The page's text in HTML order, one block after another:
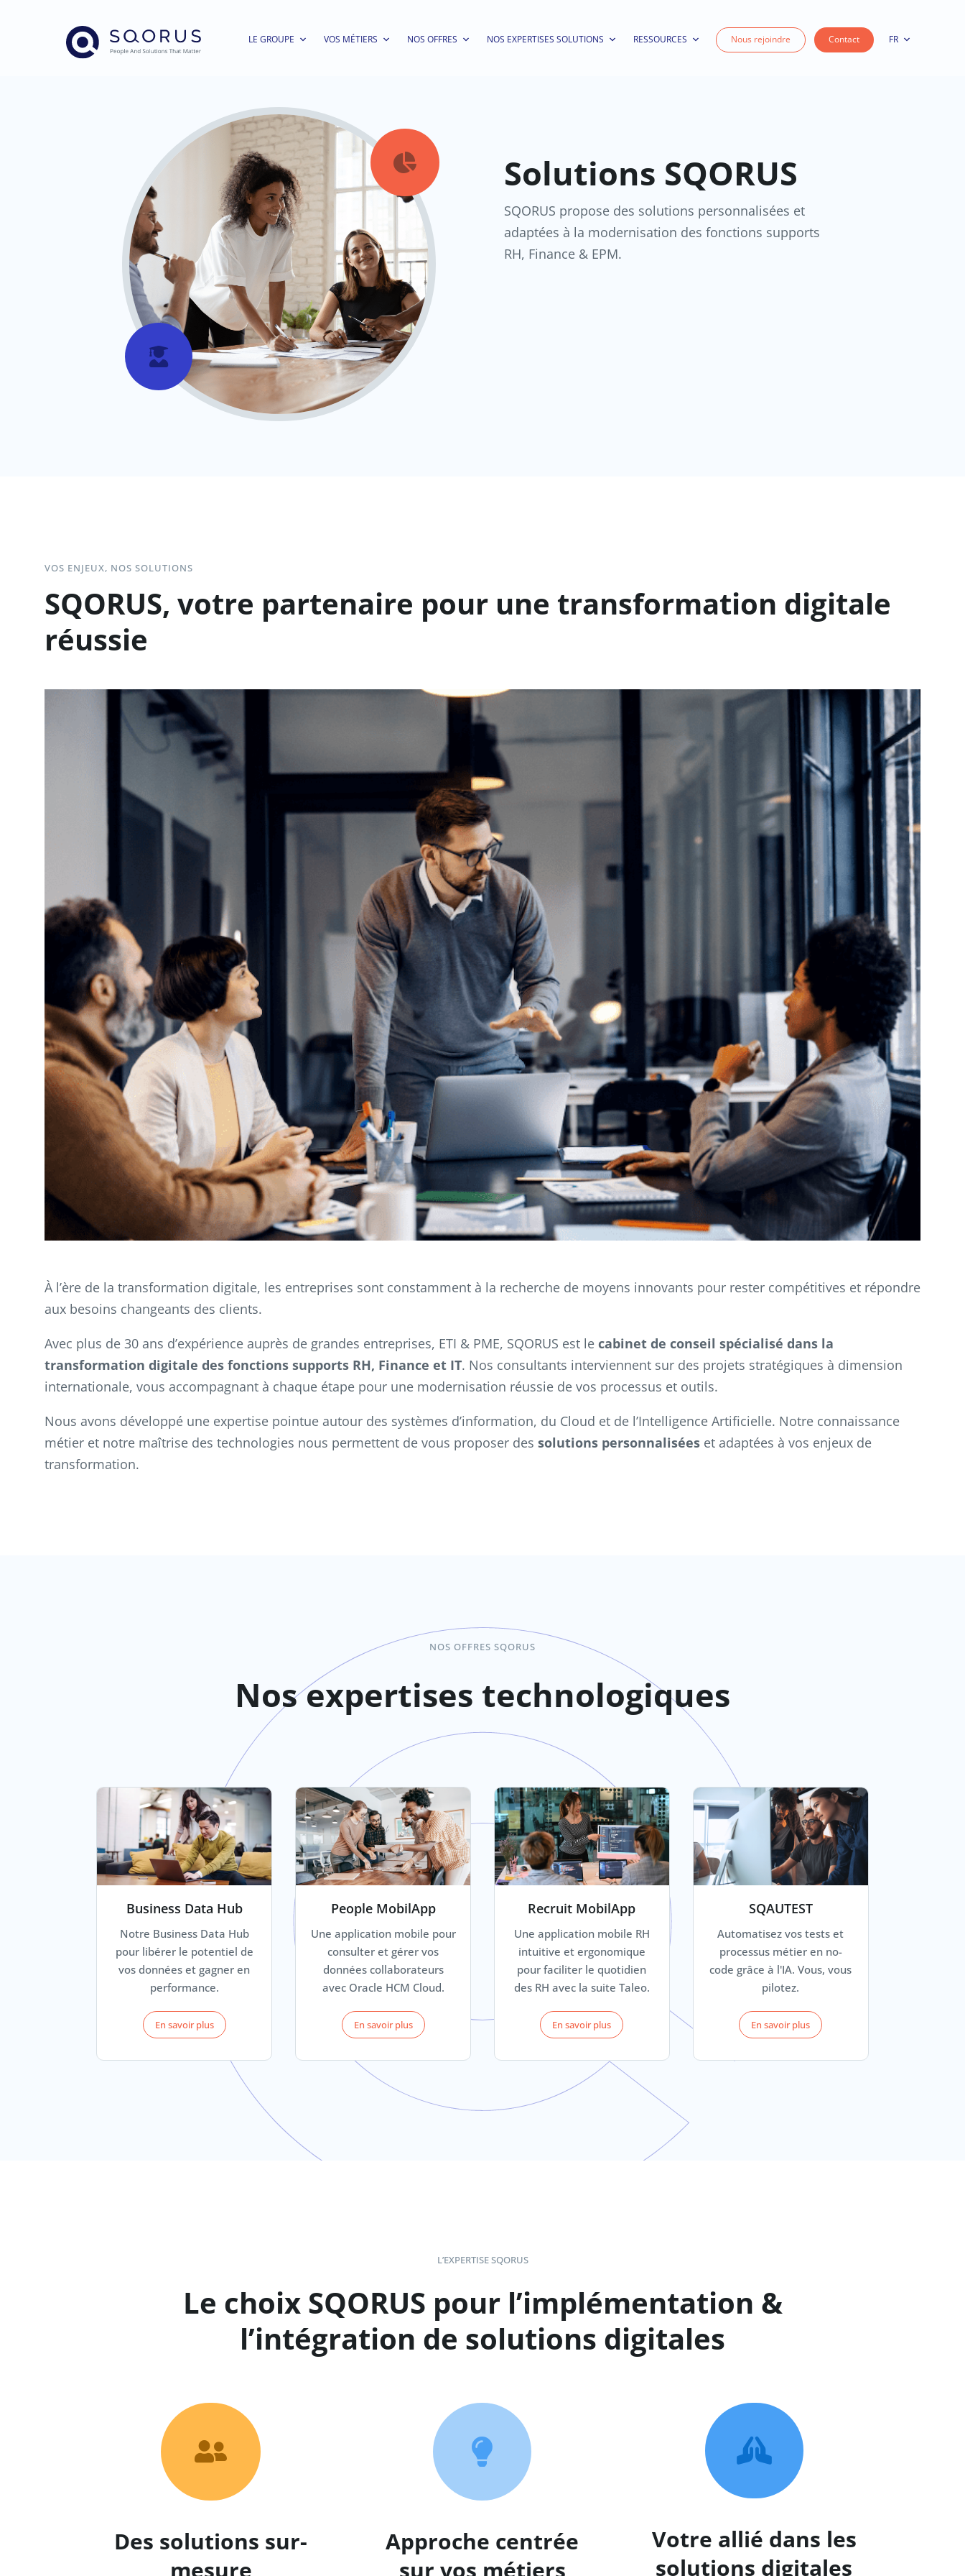
LE GROUPE VOS MÉTIERS NOS OFFRES NOS EXPERTISES SOLUTIONS RESSOURCES Nous rejoindre Contact FR


Solutions SQORUS
SQORUS propose des solutions personnalisées et
adaptées à la modernisation des fonctions supports
RH, Finance & EPM.
VOS ENJEUX, NOS SOLUTIONS
SQORUS, votre partenaire pour une transformation digitale
réussie
À l’ère de la transformation digitale, les entreprises sont constamment à la recherche de moyens innovants pour rester compétitives et répondre
aux besoins changeants des clients.
Avec plus de 30 ans d’expérience auprès de grandes entreprises, ETI & PME, SQORUS est le cabinet de conseil spécialisé dans la
transformation digitale des fonctions supports RH, Finance et IT. Nos consultants interviennent sur des projets stratégiques à dimension
internationale, vous accompagnant à chaque étape pour une modernisation réussie de vos processus et outils.
Nous avons développé une expertise pointue autour des systèmes d’information, du Cloud et de l’Intelligence Artificielle. Notre connaissance
métier et notre maîtrise des technologies nous permettent de vous proposer des solutions personnalisées et adaptées à vos enjeux de
transformation.
NOS OFFRES SQORUS
Nos expertises technologiques
Business Data Hub
Notre Business Data Hub
pour libérer le potentiel de
vos données et gagner en
performance.
En savoir plus
People MobilApp
Une application mobile pour
consulter et gérer vos
données collaborateurs
avec Oracle HCM Cloud.
En savoir plus
Recruit MobilApp
Une application mobile RH
intuitive et ergonomique
pour faciliter le quotidien
des RH avec la suite Taleo.
En savoir plus
SQAUTEST
Automatisez vos tests et
processus métier en no-
code grâce à l'IA. Vous, vous
pilotez.
En savoir plus
L’EXPERTISE SQORUS
Le choix SQORUS pour l’implémentation &
l’intégration de solutions digitales

Des solutions sur-
mesure

Approche centrée
sur vos métiers

Votre allié dans les
solutions digitales